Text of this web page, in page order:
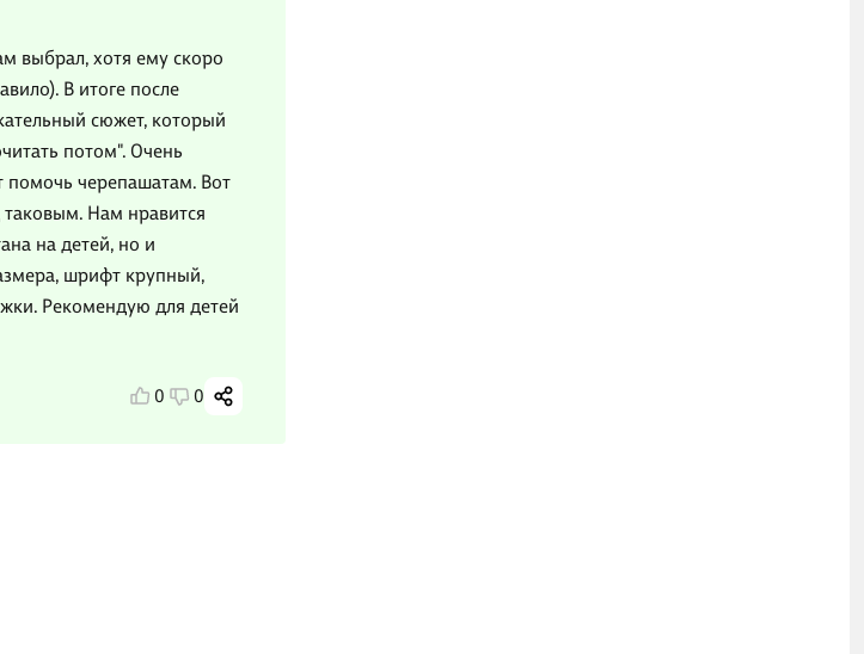
выбрал, хотя ему скоро
В итоге после
сюжет, который
потом". Очень
помочь черепашатам. Вот
таковым. Нам нравится
на детей, но и
шрифт крупный,
Рекомендую для детей
0 0